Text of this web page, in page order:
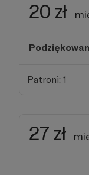
20 zł
Patroni: 1
27 zł